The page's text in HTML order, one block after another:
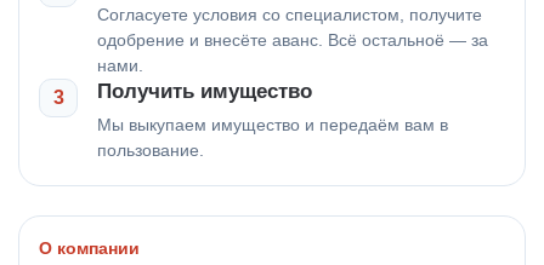
Согласуете условия со специалистом, получите
одобрение и внесёте аванс. Всё остальноё — за
нами.
3 Получить имущество
Мы выкупаем имущество и передаём вам в
пользование.
О компании